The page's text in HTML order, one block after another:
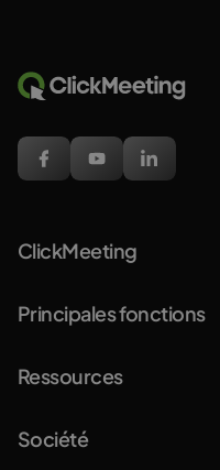
ClickMeeting
Principales fonctions
Ressources
Société